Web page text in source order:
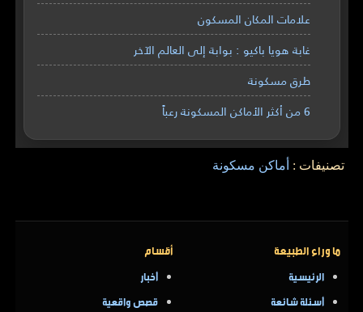
علامات المكان المسكون
غابة هويا باكيو : بوابة إلى العالم الآخر
طرق مسكونة
6 من أكثر الأماكن المسكونة رعباً
تصنيفات : أماكن مسكونة
ما وراء الطبيعة
الرئيسية
أسئلة شائعة
أقسام
أخبار
قصص واقعية